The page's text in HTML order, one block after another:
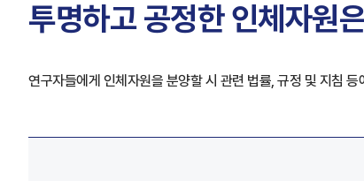
투명하고 공정한 인체자원
연구자들에게 인체자원을 분양할 시 관련 법률, 규정 및 지침